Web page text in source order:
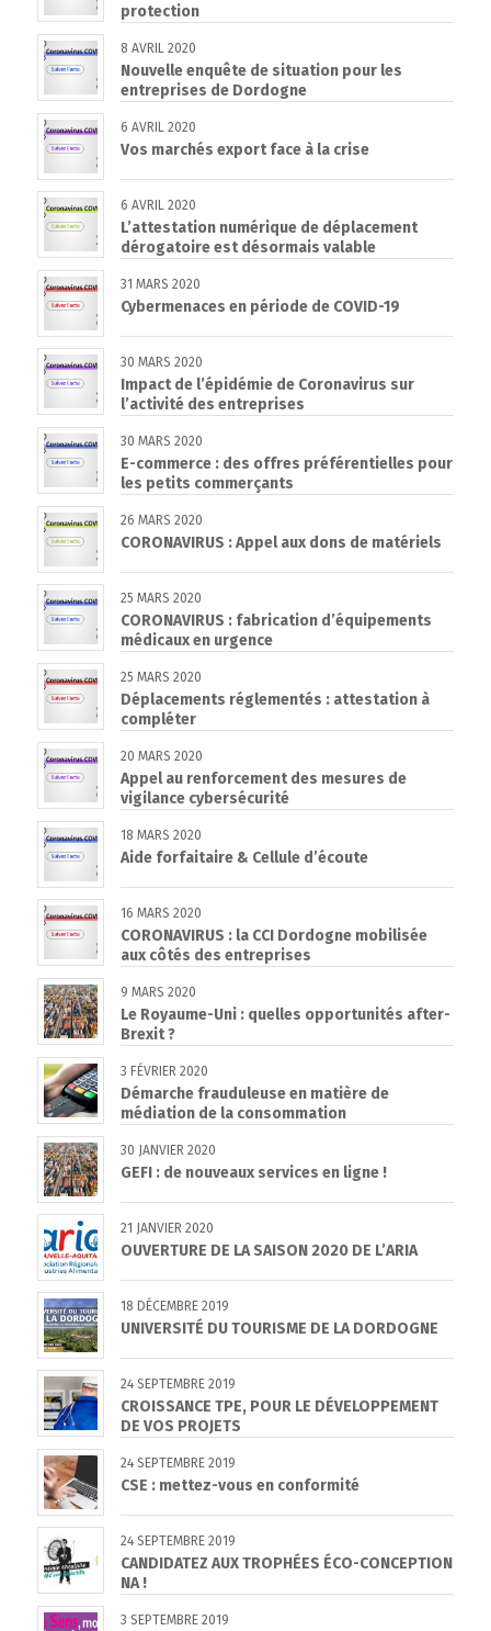
protection
8 AVRIL 2020
Nouvelle enquête de situation pour les
entreprises de Dordogne
6 AVRIL 2020
Vos marchés export face à la crise
6 AVRIL 2020
L’attestation numérique de déplacement
dérogatoire est désormais valable
31 MARS 2020
Cybermenaces en période de COVID-19
30 MARS 2020
Impact de l’épidémie de Coronavirus sur
l’activité des entreprises
30 MARS 2020
E-commerce : des offres préférentielles pour
les petits commerçants
26 MARS 2020
CORONAVIRUS : Appel aux dons de matériels
25 MARS 2020
CORONAVIRUS : fabrication d’équipements
médicaux en urgence
25 MARS 2020
Déplacements réglementés : attestation à
compléter
20 MARS 2020
Appel au renforcement des mesures de
vigilance cybersécurité
18 MARS 2020
Aide forfaitaire & Cellule d’écoute
16 MARS 2020
CORONAVIRUS : la CCI Dordogne mobilisée
aux côtés des entreprises
9 MARS 2020
Le Royaume-Uni : quelles opportunités after-
Brexit ?
3 FÉVRIER 2020
Démarche frauduleuse en matière de
médiation de la consommation
30 JANVIER 2020
GEFI : de nouveaux services en ligne !
21 JANVIER 2020
OUVERTURE DE LA SAISON 2020 DE L’ARIA
18 DÉCEMBRE 2019
UNIVERSITÉ DU TOURISME DE LA DORDOGNE
24 SEPTEMBRE 2019
CROISSANCE TPE, POUR LE DÉVELOPPEMENT
DE VOS PROJETS
24 SEPTEMBRE 2019
CSE : mettez-vous en conformité
24 SEPTEMBRE 2019
CANDIDATEZ AUX TROPHÉES ÉCO-CONCEPTION
NA !
3 SEPTEMBRE 2019